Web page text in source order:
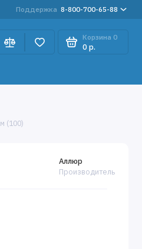
Поддержка 8-800-700-65-88
Корзина 0
0 р.
(100)
Аллюр
Производитель